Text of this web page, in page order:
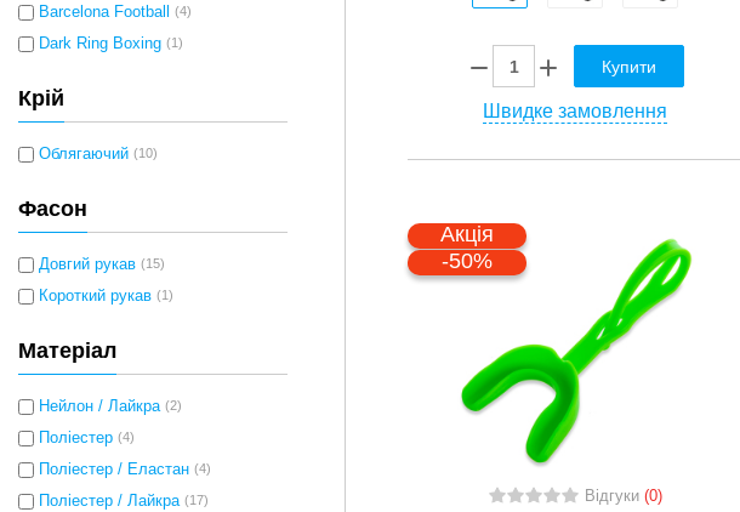
Barcelona Football (4)
Dark Ring Boxing (1)
Крій
Облягаючий (10)
Фасон
Довгий рукав (15)
Короткий рукав (1)
Матеріал
Нейлон / Лайкра (2)
Поліестер (4)
Поліестер / Еластан (4)
Поліестер / Лайкра (17)
Купити
Швидке замовлення
Акція
-50%
Відгуки (0)